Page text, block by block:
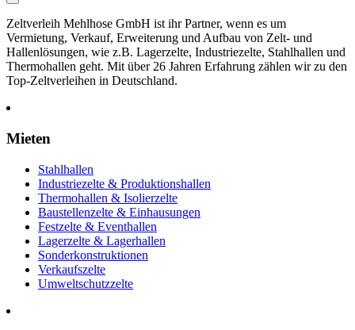
Zeltverleih Mehlhose GmbH ist ihr Partner, wenn es um
Vermietung, Verkauf, Erweiterung und Aufbau von Zelt- und
Hallenlösungen, wie z.B. Lagerzelte, Industriezelte, Stahlhallen und
Thermohallen geht. Mit über 26 Jahren Erfahrung zählen wir zu den
Top-Zeltverleihen in Deutschland.
Mieten
Stahlhallen
Industriezelte & Produktionshallen
Thermohallen & Isolierzelte
Baustellenzelte & Einhausungen
Festzelte & Eventhallen
Lagerzelte & Lagerhallen
Sonderkonstruktionen
Verkaufszelte
Umweltschutzzelte